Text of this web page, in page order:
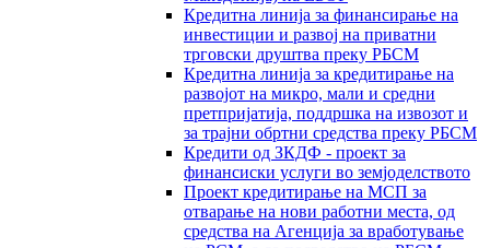
Кредитна линија за финансирање на
инвестиции и развој на приватни
трговски друштва преку РБСМ
Кредитна линија за кредитирање на
развојот на микро, мали и средни
претпријатија, поддршка на извозот и
за трајни обртни средства преку РБСМ
Кредити од ЗКДФ - проект за
финансиски услуги во земјоделството
Проект кредитирање на МСП за
отварање на нови работни места, од
средства на Агенција за вработување